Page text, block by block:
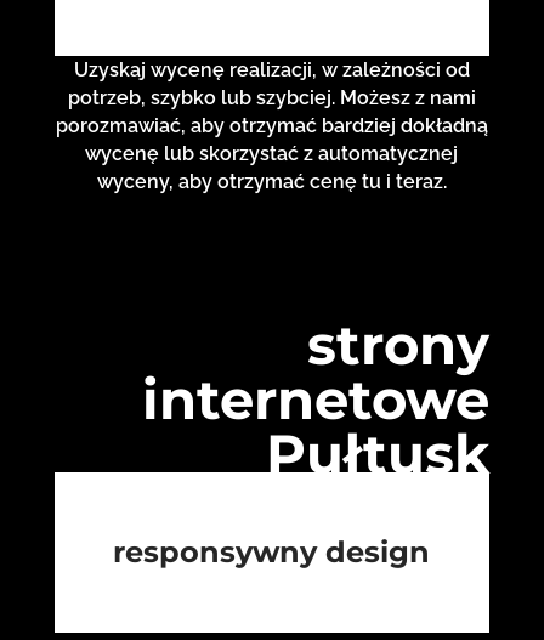
Uzyskaj wycenę realizacji, w zależności od
potrzeb, szybko lub szybciej. Możesz z nami
porozmawiać, aby otrzymać bardziej dokładną
wycenę lub skorzystać z automatycznej
wyceny, aby otrzymać cenę tu i teraz.
strony
internetowe
Pułtusk
responsywny design